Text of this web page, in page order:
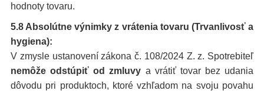
hodnoty tovaru.
5.8 Absolútne výnimky z vrátenia tovaru (Trvanlivosť a
hygiena):
V zmysle ustanovení zákona č. 108/2024 Z. z. Spotrebiteľ
nemôže odstúpiť od zmluvy a vrátiť tovar bez udania
dôvodu pri produktoch, ktoré vzhľadom na svoju povahu